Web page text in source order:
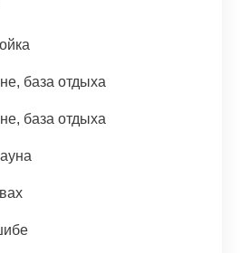
база отдыха
база отдыха